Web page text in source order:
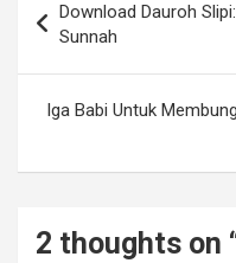
pos
Download Dauroh
Sunnah
Iga Babi Untuk
2 thoughts on